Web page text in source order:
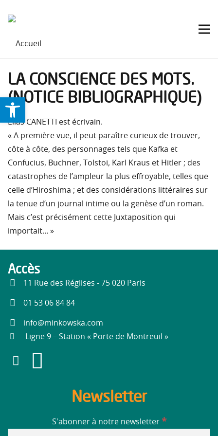
Ouvrir la barre d’outils
LA CONSCIENCE DES MOTS.
(NOTICE BIBLIOGRAPHIQUE)
Elias CANETTI est écrivain.
« A première vue, il peut paraître curieux de trouver,
côte à côte, des personnages tels que Kafka et
Confucius, Buchner, Tolstoi, Karl Kraus et Hitler ; des
catastrophes de l’ampleur la plus effroyable, telles que
celle d’Hiroshima ; et des considérations littéraires sur
la tenue d’un journal intime ou la genèse d’un roman.
Mais c’est précisément cette Juxtaposition qui
importait… »
Accès
11 Rue des Réglises - 75 020 Paris
01 53 06 84 84
info@minkowska.com
Ligne 9 – Station « Porte de Montreuil »
Newsletter
S'abonner à notre newsletter *